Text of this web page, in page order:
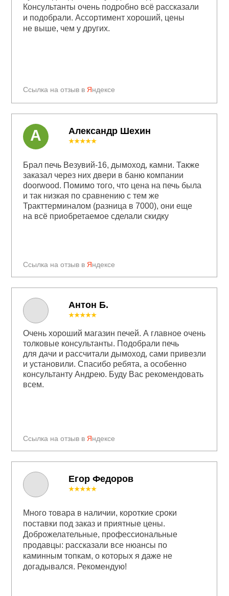
Антон Б.
Ссылка на отзыв в Яндексе
Консультанты очень подробно всё рассказали
и подобрали. Ассортимент хороший, цены
не выше, чем у других.
Александр Шехин
Ссылка на отзыв в Яндексе
★★★★★
Брал печь Везувий-16, дымоход, камни. Также
заказал через них двери в баню компании
doorwood. Помимо того, что цена на печь была
и так низкая по сравнению с тем же
Тракттерминалом (разница в 7000), они еще
на всё приобретаемое сделали скидку
А
Ссылка на отзыв в Яндексе
★★★★★
Очень хороший магазин печей. А главное очень
толковые консультанты. Подобрали печь
для дачи и рассчитали дымоход, сами привезли
и установили. Спасибо ребята, а особенно
консультанту Андрею. Буду Вас рекомендовать
всем.
Егор Федоров
★★★★★
Много товара в наличии, короткие сроки
поставки под заказ и приятные цены.
Доброжелательные, профессиональные
продавцы: рассказали все нюансы по
каминным топкам, о которых я даже не
догадывался. Рекомендую!